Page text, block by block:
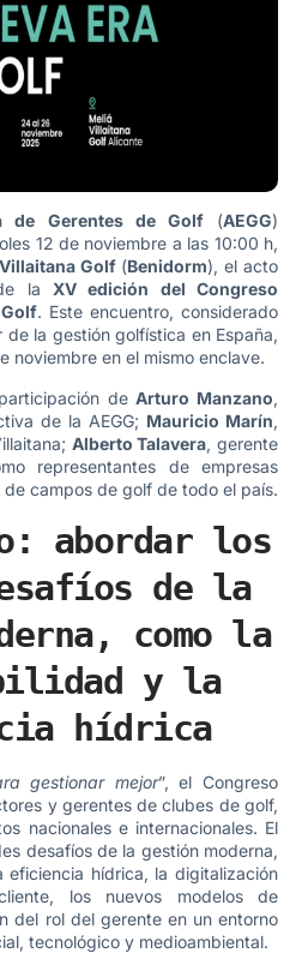
de Gerentes de Golf(AEGG)
12 de noviembre a las 10:00 h,
Golf(Benidorm), el acto
la XV edición del Congreso
. Este encuentro, considerado
la gestión golfística en España,
noviembre en el mismo enclave.
deArturo Manzano,
de la AEGG; Mauricio Marín,
Alberto Talavera, gerente
representantes de empresas
campos de golf de todo el país.
abordar los
de la
como la
y la
hídrica
gestionar mejor”, el Congreso
y gerentes de clubes de golf,
nacionales e internacionales. El
desafíos de la gestión moderna,
hídrica, la digitalización
los nuevos modelos de
del rol del gerente en un entorno
tecnológico y medioambiental.